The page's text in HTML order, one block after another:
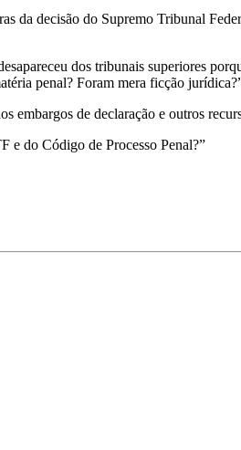
da decisão do Supremo Tribunal
dos tribunais superiores
penal? Foram mera ficção
embargos de declaração e outros
e do Código de Processo Penal?”